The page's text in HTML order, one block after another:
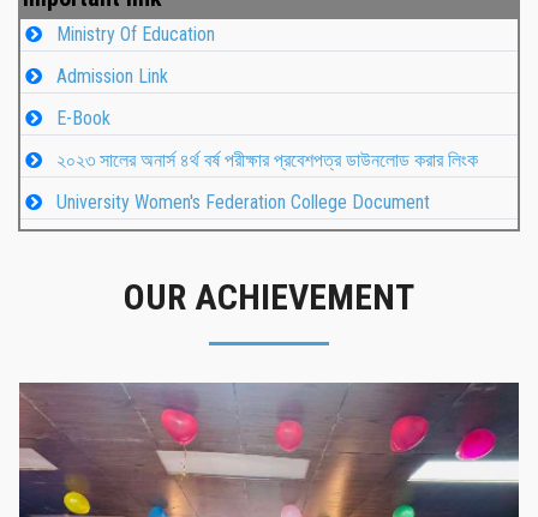
Ministry Of Education
Admission Link
E-Book
২০২৩ সালের অনার্স ৪র্থ বর্ষ পরীক্ষার প্রবেশপত্র ডাউনলোড করার লিংক
University Women's Federation College Document
OUR ACHIEVEMENT